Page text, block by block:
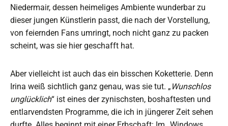
Niedermair, dessen heimeliges Ambiente wunderbar zu
dieser jungen Künstlerin passt, die nach der Vorstellung,
von feiernden Fans umringt, noch nicht ganz zu packen
scheint, was sie hier geschafft hat.
Aber vielleicht ist auch das ein bisschen Koketterie. Denn
Irina weiß sichtlich ganz genau, was sie tut. „ Wunschlos
unglücklich“ ist eines der zynischsten, boshaftesten und
entlarvendsten Programme, die ich in jüngerer Zeit sehen